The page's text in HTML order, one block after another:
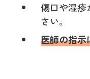
傷口や湿疹
さい。
医師の指示